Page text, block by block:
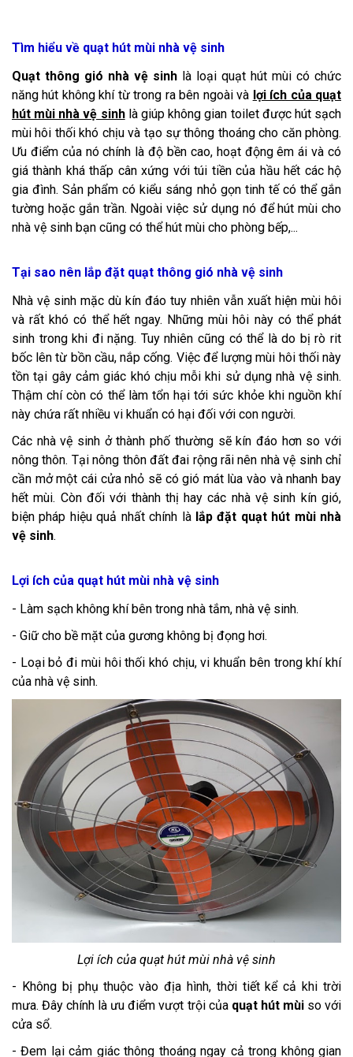
Tìm hiểu về quạt hút mùi nhà vệ sinh
Quạt thông gió nhà vệ sinh là loại quạt hút mùi có chức
năng hút không khí từ trong ra bên ngoài và lợi ích của quạt
hút mùi nhà vệ sinhlà giúp không gian toilet được hút sạch
mùi hôi thối khó chịu và tạo sự thông thoáng cho căn phòng.
Ưu điểm của nó chính là độ bền cao, hoạt động êm ái và có
giá thành khá thấp cân xứng với túi tiền của hầu hết các hộ
gia đình. Sản phẩm có kiểu sáng nhỏ gọn tinh tế có thể gắn
tường hoặc gắn trần. Ngoài việc sử dụng nó để hút mùi cho
nhà vệ sinh bạn cũng có thể hút mùi cho phòng bếp,...
Tại sao nên lắp đặt quạt thông gió nhà vệ sinh
Nhà vệ sinh mặc dù kín đáo tuy nhiên vẫn xuất hiện mùi hôi
và rất khó có thể hết ngay. Những mùi hôi này có thể phát
sinh trong khi đi nặng. Tuy nhiên cũng có thể là do bị rò rit
bốc lên từ bồn cầu, nắp cống. Việc để lượng mùi hôi thối này
tồn tại gây cảm giác khó chịu mỗi khi sử dụng nhà vệ sinh.
Thậm chí còn có thể làm tổn hại tới sức khỏe khi nguồn khí
này chứa rất nhiều vi khuẩn có hại đối với con người.
Các nhà vệ sinh ở thành phố thường sẽ kín đáo hơn so với
nông thôn. Tại nông thôn đất đai rộng rãi nên nhà vệ sinh chỉ
cần mở một cái cửa nhỏ sẽ có gió mát lùa vào và nhanh bay
hết mùi. Còn đối với thành thị hay các nhà vệ sinh kín gió,
biện pháp hiệu quả nhất chính là lắp đặt quạt hút mùi nhà
vệ sinh.
Lợi ích của quạt hút mùi nhà vệ sinh
- Làm sạch không khí bên trong nhà tắm, nhà vệ sinh.
- Giữ cho bề mặt của gương không bị đọng hơi.
- Loại bỏ đi mùi hôi thối khó chịu, vi khuẩn bên trong khí khí
của nhà vệ sinh.
Lợi ích của quạt hút mùi nhà vệ sinh
- Không bị phụ thuộc vào địa hình, thời tiết kể cả khi trời
mưa. Đây chính là ưu điểm vượt trội của quạt hút mùi so với
cửa sổ.
- Đem lại cảm giác thông thoáng ngay cả trong không gian